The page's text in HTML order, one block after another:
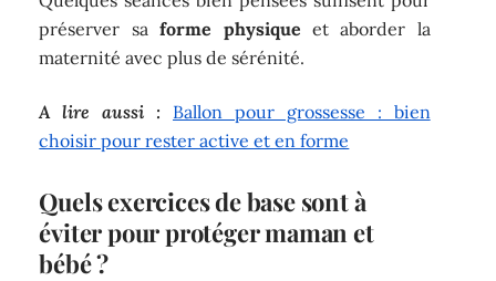
préserver saforme physique et aborder la
maternité avec plus de sérénité.
A lire aussi :
Ballon pour grossesse : bien
choisir pour rester active et en forme
Quels exercices de base sont à
éviter pour protéger maman et
bébé ?